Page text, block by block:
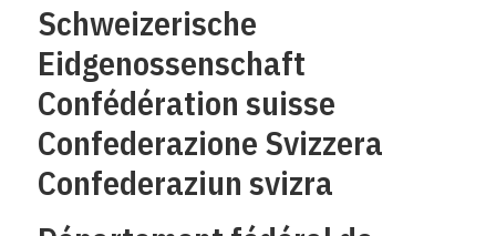
Schweizerische
Eidgenossenschaft
Confédération suisse
Confederazione Svizzera
Confederaziun svizra